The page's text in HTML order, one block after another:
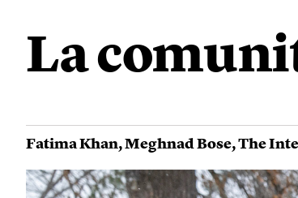
La
Fatima Khan,Meghnad Bose,The